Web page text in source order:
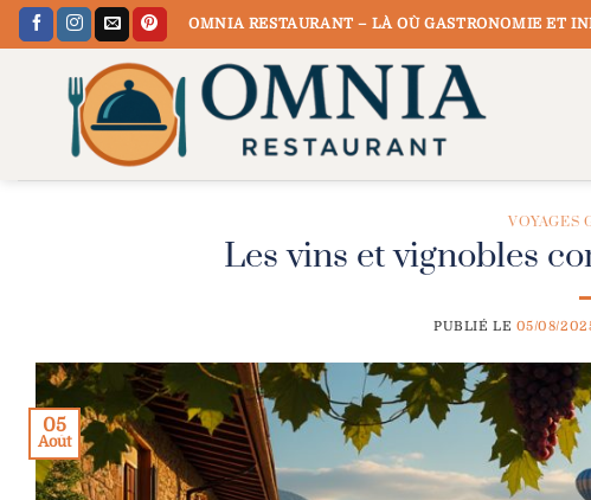
Passer
au
contenu
OMNIA RESTAURANT – LÀ OÙ GASTRONOMIE ET
VOYAGES
Les vins et vignobles
PUBLIÉ LE 05/08/
05
Août